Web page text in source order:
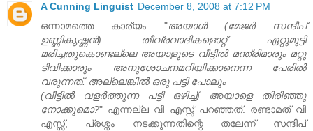
A Cunning Linguist December 8, 2008 at 7:12 PM
ഒന്നാമത്തെ കാര്യം "അയാള്‍ (മേജര്‍ സന്ദീപ്‌
ഉണ്ണികൃഷ്ണന്‍) തീവ്രവാദികളൊറ്റ്‌ ഏറ്റുമുട്ടി
മരിച്ചതുകൊണ്ടല്ലെ അയാളുടെ വീട്ടില്‍ മന്ത്രിമാരും മറ്റു
ടിവിക്കാരും അനുശോചനമറിയിക്കാനെന്ന പേരില്‍
വരുന്നത്‌. അല്ലെങ്കില്‍ ഒരു പട്ടി പോലും
(വീട്ടില്‍ വളര്‍ത്തുന്ന പട്ടി ഒഴിച്ച്‌) അയാളെ തിരിഞ്ഞു
നോക്കുമൊ?" എന്നല്ല വി എസ്സ് പറഞ്ഞത്. രണ്ടാമത് വി
എസ്സ്, പ്രശ്നം നടക്കുന്നതിന്റെ തലേന്ന് സന്ദീപ്